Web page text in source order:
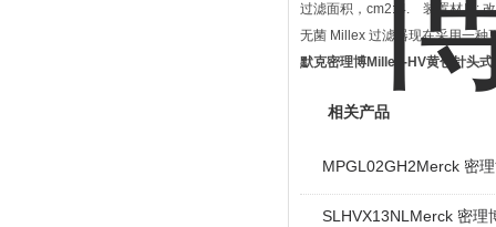
过滤面积，cm2: 4. 装置材质:
无菌 Millex 过滤器现在采用一种
默克密理博Millex-HV黄色针头式
相关产品
MPGL02GH2Merck 密
SLHVX13NLMerck 密理